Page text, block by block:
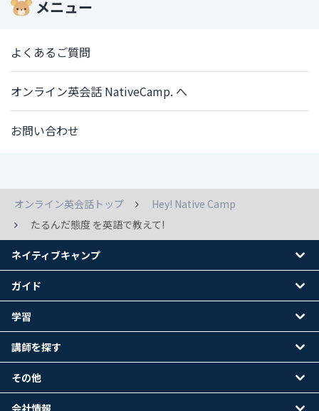
メニュー
よくあるご質問
オンライン英会話 NativeCamp. へ
お問い合わせ
オンライン英会話トップ
Hey! Native Camp
たるんだ態度 を英語で教えて!
ネイティブキャンプ
ガイド
学習
講師を探す
その他